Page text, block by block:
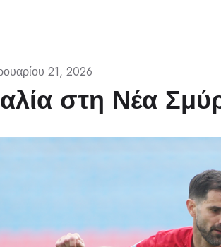
21, 2026
στη Νέα